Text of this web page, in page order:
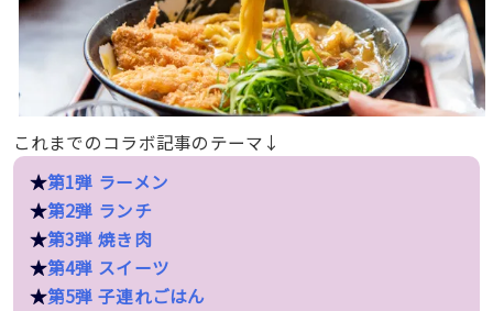
これまでのコラボ記事のテーマ↓
★第1弾 ラーメン
★第2弾 ランチ
★第3弾 焼き肉
★第4弾 スイーツ
★第5弾 子連れごはん